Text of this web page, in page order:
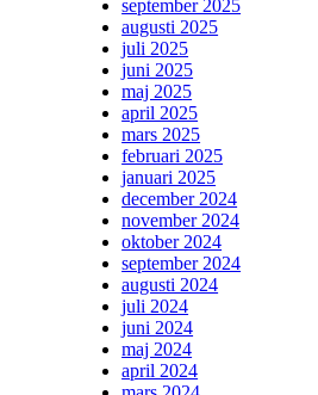
september 2025
augusti 2025
juli 2025
juni 2025
maj 2025
april 2025
mars 2025
februari 2025
januari 2025
december 2024
november 2024
oktober 2024
september 2024
augusti 2024
juli 2024
juni 2024
maj 2024
april 2024